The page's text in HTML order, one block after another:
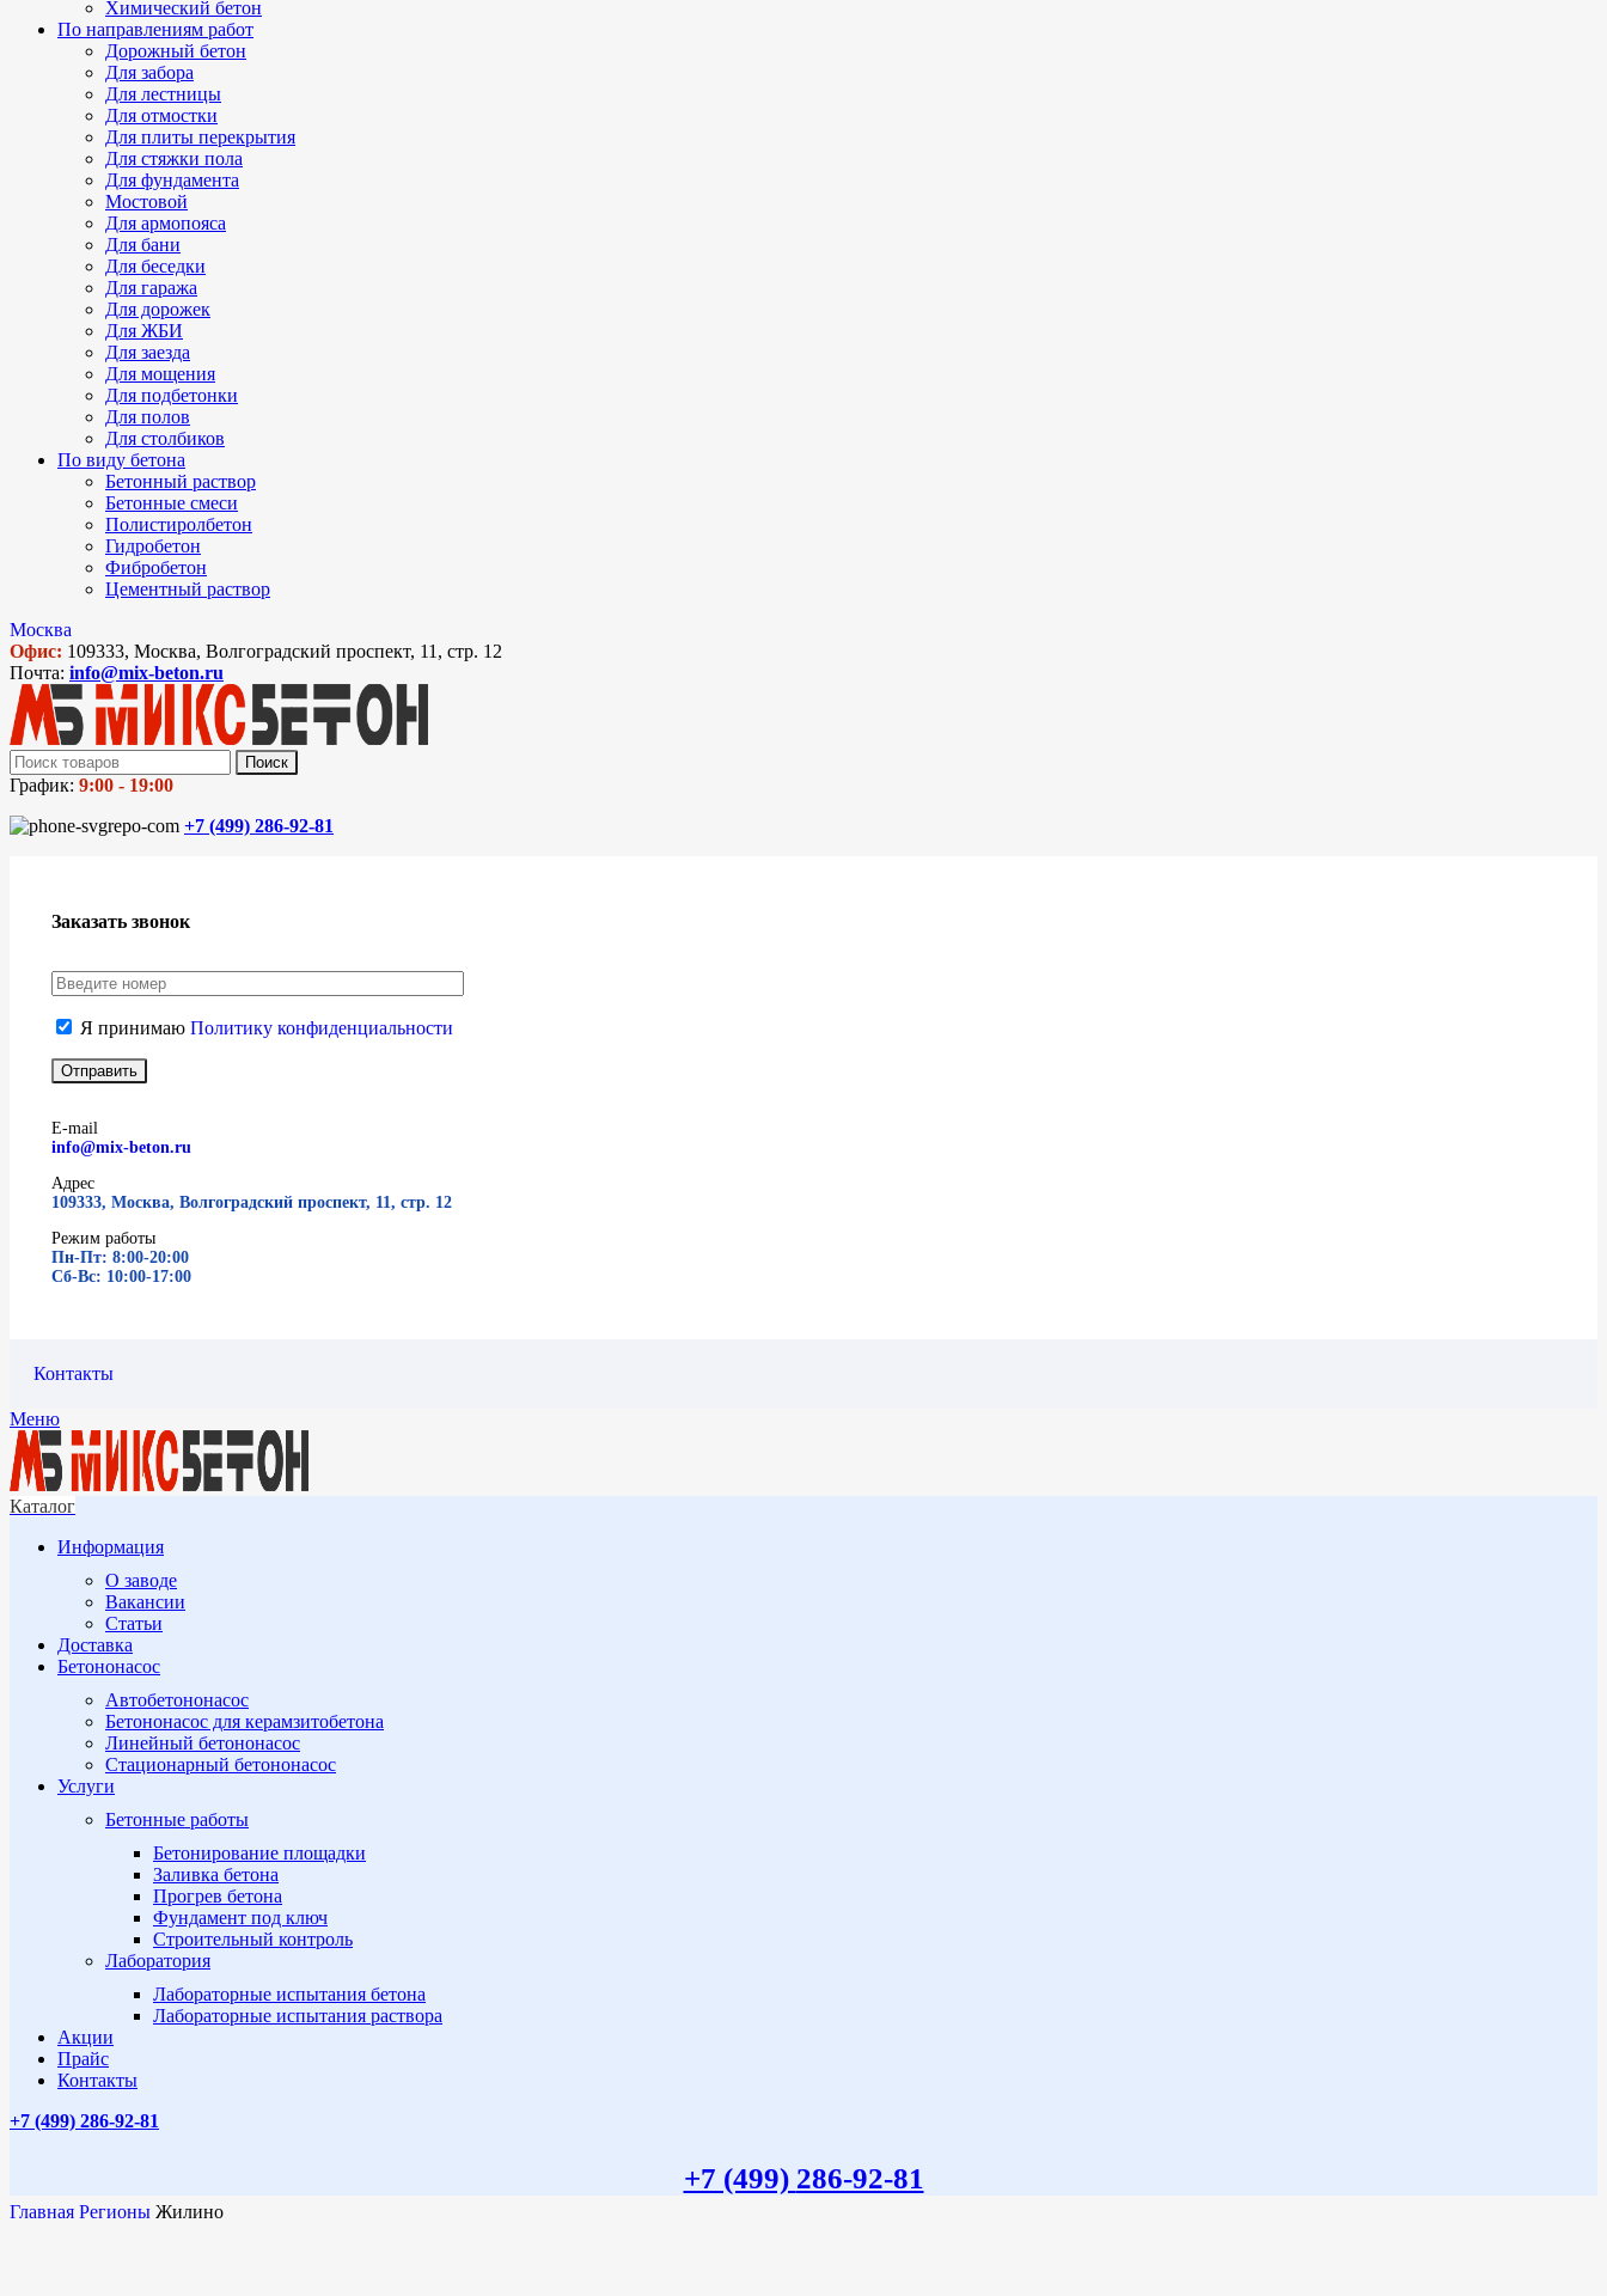
Химический бетон
По направлениям работ
Дорожный бетон
Для забора
Для лестницы
Для отмостки
Для плиты перекрытия
Для стяжки пола
Для фундамента
Мостовой
Для армопояса
Для бани
Для беседки
Для гаража
Для дорожек
Для ЖБИ
Для заезда
Для мощения
Для подбетонки
Для полов
Для столбиков
По виду бетона
Бетонный раствор
Бетонные смеси
Полистиролбетон
Гидробетон
Фибробетон
Цементный раствор
Москва
Офис: 109333, Москва, Волгоградский проспект, 11, стр. 12
Почта: info@mix-beton.ru
Поиск
График: 9:00 - 19:00
+7 (499) 286-92-81
Заказать звонок
Я принимаю Политику конфиденциальности
E-mail
info@mix-beton.ru
Адрес
109333, Москва, Волгоградский проспект, 11, стр. 12
Режим работы
Пн-Пт: 8:00-20:00
Сб-Вс: 10:00-17:00
Контакты
Меню
Каталог
Информация
О заводе
Вакансии
Статьи
Доставка
Бетононасос
Автобетононасос
Бетононасос для керамзитобетона
Линейный бетононасос
Стационарный бетононасос
Услуги
Бетонные работы
Бетонирование площадки
Заливка бетона
Прогрев бетона
Фундамент под ключ
Строительный контроль
Лаборатория
Лабораторные испытания бетона
Лабораторные испытания раствора
Акции
Прайс
Контакты
+7 (499) 286-92-81
+7 (499) 286-92-81
Главная Регионы Жилино